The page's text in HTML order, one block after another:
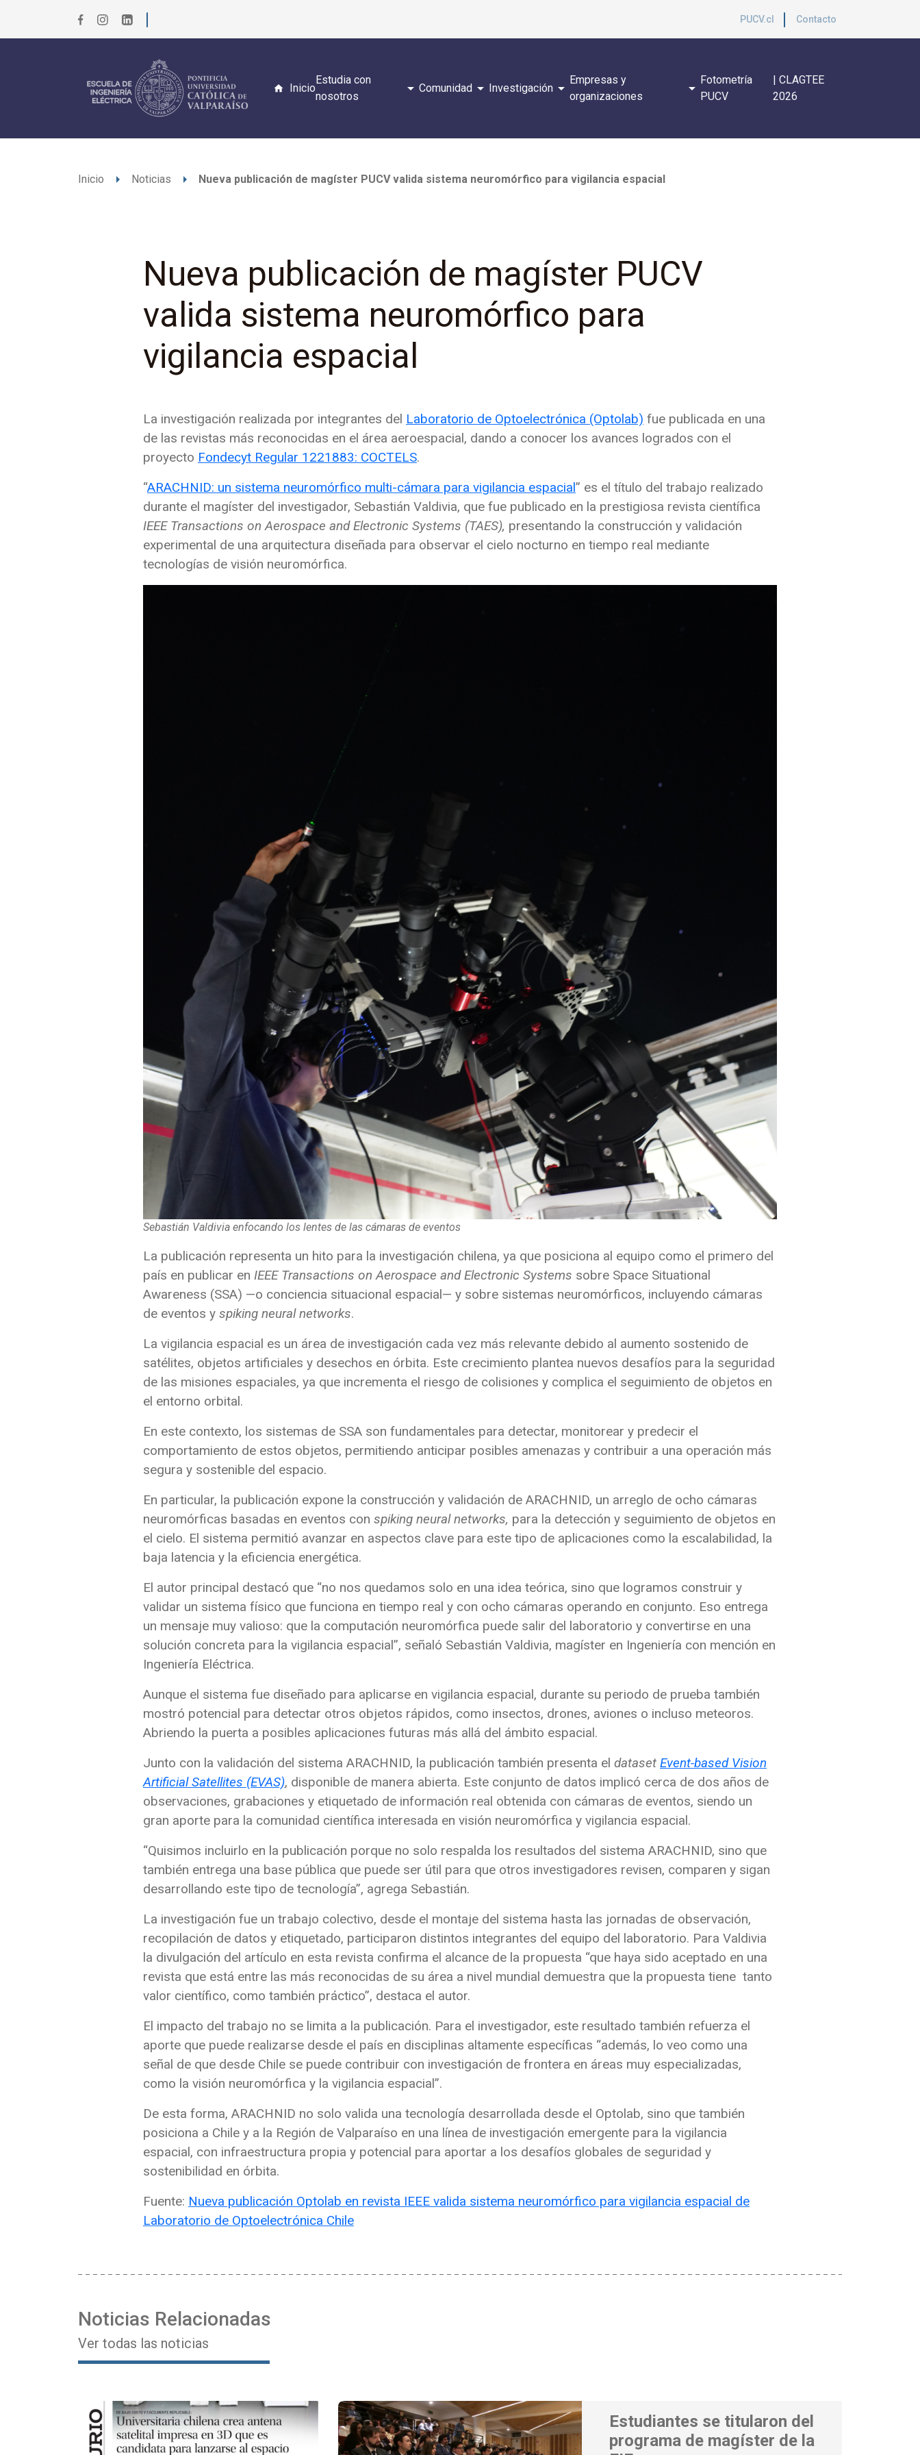
PUCV.cl Contacto
Inicio
Estudia con
nosotros
arrow_drop_down Comunidadarrow_drop_down Investigaciónarrow_drop_down
Empresas y
organizaciones
arrow_drop_down
Fotometría
PUCV
| CLAGTEE
2026
Inicio arrow_right Noticias arrow_right Nueva publicación de magíster PUCV valida sistema neuromórfico para vigilancia espacial
Nueva publicación de magíster PUCV
valida sistema neuromórfico para
vigilancia espacial
La investigación realizada por integrantes del Laboratorio de Optoelectrónica (Optolab) fue publicada en una
de las revistas más reconocidas en el área aeroespacial, dando a conocer los avances logrados con el
proyecto Fondecyt Regular 1221883: COCTELS.
“ARACHNID: un sistema neuromórfico multi-cámara para vigilancia espacial” es el título del trabajo realizado
durante el magíster del investigador, Sebastián Valdivia, que fue publicado en la prestigiosa revista científica
IEEE Transactions on Aerospace and Electronic Systems (TAES), presentando la construcción y validación
experimental de una arquitectura diseñada para observar el cielo nocturno en tiempo real mediante
tecnologías de visión neuromórfica.
Sebastián Valdivia enfocando los lentes de las cámaras de eventos
La publicación representa un hito para la investigación chilena, ya que posiciona al equipo como el primero del
país en publicar en IEEE Transactions on Aerospace and Electronic Systems sobre Space Situational
Awareness (SSA) —o conciencia situacional espacial— y sobre sistemas neuromórficos, incluyendo cámaras
de eventos y spiking neural networks.
La vigilancia espacial es un área de investigación cada vez más relevante debido al aumento sostenido de
satélites, objetos artificiales y desechos en órbita. Este crecimiento plantea nuevos desafíos para la seguridad
de las misiones espaciales, ya que incrementa el riesgo de colisiones y complica el seguimiento de objetos en
el entorno orbital.
En este contexto, los sistemas de SSA son fundamentales para detectar, monitorear y predecir el
comportamiento de estos objetos, permitiendo anticipar posibles amenazas y contribuir a una operación más
segura y sostenible del espacio.
En particular, la publicación expone la construcción y validación de ARACHNID, un arreglo de ocho cámaras
neuromórficas basadas en eventos con spiking neural networks, para la detección y seguimiento de objetos en
el cielo. El sistema permitió avanzar en aspectos clave para este tipo de aplicaciones como la escalabilidad, la
baja latencia y la eficiencia energética.
El autor principal destacó que “no nos quedamos solo en una idea teórica, sino que logramos construir y
validar un sistema físico que funciona en tiempo real y con ocho cámaras operando en conjunto. Eso entrega
un mensaje muy valioso: que la computación neuromórfica puede salir del laboratorio y convertirse en una
solución concreta para la vigilancia espacial”, señaló Sebastián Valdivia, magíster en Ingeniería con mención en
Ingeniería Eléctrica.
Aunque el sistema fue diseñado para aplicarse en vigilancia espacial, durante su periodo de prueba también
mostró potencial para detectar otros objetos rápidos, como insectos, drones, aviones o incluso meteoros.
Abriendo la puerta a posibles aplicaciones futuras más allá del ámbito espacial.
Junto con la validación del sistema ARACHNID, la publicación también presenta el dataset Event-based Vision
Artificial Satellites (EVAS), disponible de manera abierta. Este conjunto de datos implicó cerca de dos años de
observaciones, grabaciones y etiquetado de información real obtenida con cámaras de eventos, siendo un
gran aporte para la comunidad científica interesada en visión neuromórfica y vigilancia espacial.
“Quisimos incluirlo en la publicación porque no solo respalda los resultados del sistema ARACHNID, sino que
también entrega una base pública que puede ser útil para que otros investigadores revisen, comparen y sigan
desarrollando este tipo de tecnología”, agrega Sebastián.
La investigación fue un trabajo colectivo, desde el montaje del sistema hasta las jornadas de observación,
recopilación de datos y etiquetado, participaron distintos integrantes del equipo del laboratorio. Para Valdivia
la divulgación del artículo en esta revista confirma el alcance de la propuesta “que haya sido aceptado en una
revista que está entre las más reconocidas de su área a nivel mundial demuestra que la propuesta tiene tanto
valor científico, como también práctico”, destaca el autor.
El impacto del trabajo no se limita a la publicación. Para el investigador, este resultado también refuerza el
aporte que puede realizarse desde el país en disciplinas altamente específicas “además, lo veo como una
señal de que desde Chile se puede contribuir con investigación de frontera en áreas muy especializadas,
como la visión neuromórfica y la vigilancia espacial”.
De esta forma, ARACHNID no solo valida una tecnología desarrollada desde el Optolab, sino que también
posiciona a Chile y a la Región de Valparaíso en una línea de investigación emergente para la vigilancia
espacial, con infraestructura propia y potencial para aportar a los desafíos globales de seguridad y
sostenibilidad en órbita.
Fuente: Nueva publicación Optolab en revista IEEE valida sistema neuromórfico para vigilancia espacial de
Laboratorio de Optoelectrónica Chile
Noticias Relacionadas
Ver todas las noticias
Estudiantes se titularon del
programa de magíster de la